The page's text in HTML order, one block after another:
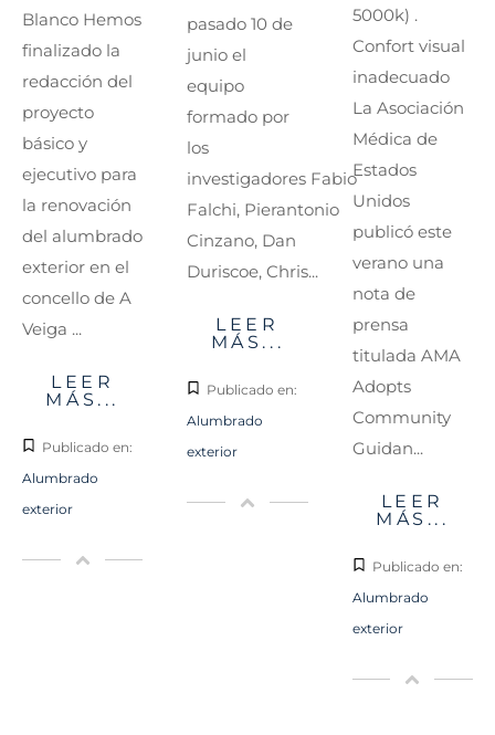
Blanco Hemos
finalizado la
redacción del
proyecto
básico y
ejecutivo para
la renovación
del alumbrado
exterior en el
concello de A
Veiga ...
LEER
MÁS...
Publicado en:
Alumbrado
exterior
pasado 10 de
junio el
equipo
formado por
los
investigadores Fabio
Falchi, Pierantonio
Cinzano, Dan
Duriscoe, Chris...
LEER
MÁS...
Publicado en:
Alumbrado
exterior
5000k) .
Confort visual
inadecuado
La Asociación
Médica de
Estados
Unidos
publicó este
verano una
nota de
prensa
titulada AMA
Adopts
Community
Guidan...
LEER
MÁS...
Publicado en:
Alumbrado
exterior